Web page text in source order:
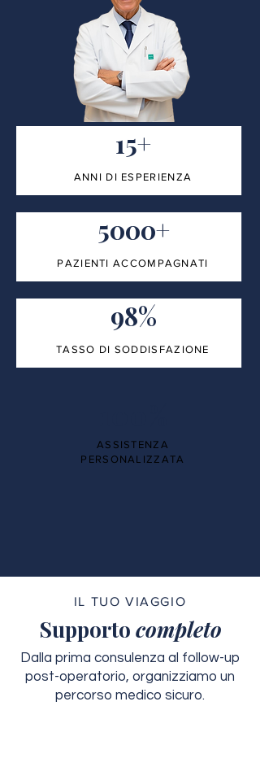
15+
ANNI DI ESPERIENZA
5000+
PAZIENTI ACCOMPAGNATI
98%
TASSO DI SODDISFAZIONE
ASSISTENZA
PERSONALIZZATA
IL TUO VIAGGIO
Supporto completo
Dalla prima consulenza al follow-up
post-operatorio, organizziamo un
percorso medico sicuro.